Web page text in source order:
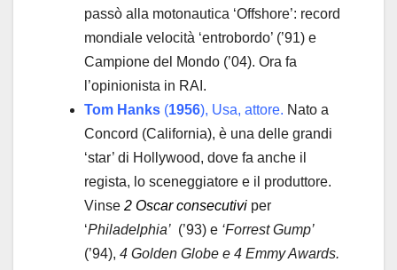
passò alla motonautica ‘Offshore’: record
mondiale velocità ‘entrobordo’ (’91) e
Campione del Mondo (’04). Ora fa
l’opinionista in RAI.
Tom Hanks (1956), Usa, attore. Nato a
Concord (California), è una delle grandi
‘star’ di Hollywood, dove fa anche il
regista, lo sceneggiatore e il produttore.
Vinse 2 Oscar consecutivi per
‘Philadelphia’ (’93) e ‘Forrest Gump’
(’94), 4 Golden Globe e 4 Emmy Awards.